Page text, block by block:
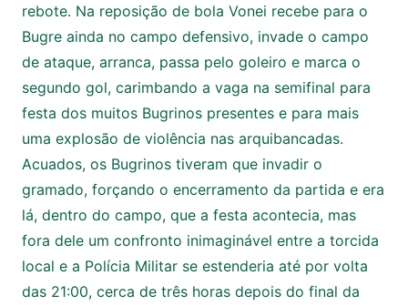
rebote. Na reposição de bola Vonei recebe para o
Bugre ainda no campo defensivo, invade o campo
de ataque, arranca, passa pelo goleiro e marca o
segundo gol, carimbando a vaga na semifinal para
festa dos muitos Bugrinos presentes e para mais
uma explosão de violência nas arquibancadas.
Acuados, os Bugrinos tiveram que invadir o
gramado, forçando o encerramento da partida e era
lá, dentro do campo, que a festa acontecia, mas
fora dele um confronto inimaginável entre a torcida
local e a Polícia Militar se estenderia até por volta
das 21:00, cerca de três horas depois do final da